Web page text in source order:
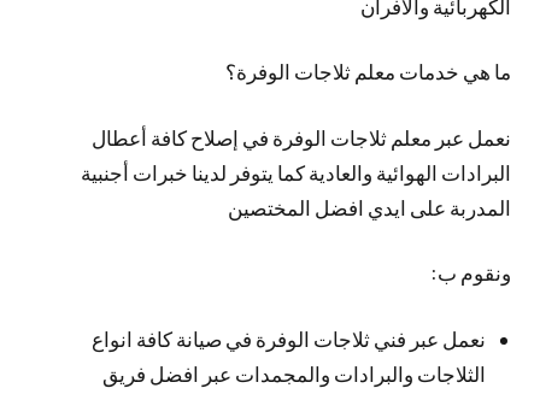
الكهربائية والأفران
ما هي خدمات معلم ثلاجات الوفرة؟
نعمل عبر معلم ثلاجات الوفرة في إصلاح كافة أعطال
البرادات الهوائية والعادية كما يتوفر لدينا خبرات أجنبية
المدربة على ايدي افضل المختصين
ونقوم ب:
نعمل عبر فني ثلاجات الوفرة في صيانة كافة انواع
الثلاجات والبرادات والمجمدات عبر افضل فريق